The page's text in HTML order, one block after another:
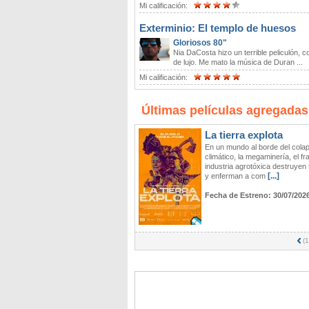
Mi calificación:
Exterminio: El templo de huesos
Gloriosos 80"
Nia DaCosta hizo un terrible peliculón,
de lujo. Me mato la música de Duran ...
Mi calificación:
Últimas películas agregadas
La tierra explota
En un mundo al borde del
climático, la megaminería, el
industria agrotóxica destruyen
y enferman a com[...]
Fecha de Estreno: 30/07/
(1